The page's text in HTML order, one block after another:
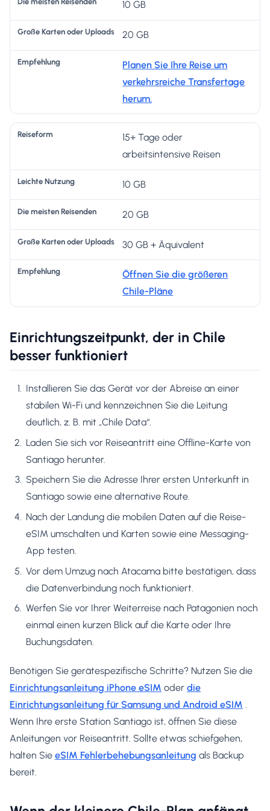
10 GB
20 GB
Planen Sie Ihre Reise um
verkehrsreiche Transfertage
herum.
15+ Tage oder
arbeitsintensive Reisen
10 GB
20 GB
30 GB + Äquivalent
Öffnen Sie die größeren
Chile-Pläne
Einrichtungszeitpunkt, der in Chile
besser funktioniert
Installieren Sie das Gerät vor der Abreise an einer
stabilen Wi-Fi und kennzeichnen Sie die Leitung
deutlich, z. B. mit „Chile Data“.
Laden Sie sich vor Reiseantritt eine Offline-Karte von
Santiago herunter.
Speichern Sie die Adresse Ihrer ersten Unterkunft in
Santiago sowie eine alternative Route.
Nach der Landung die mobilen Daten auf die Reise-
eSIM umschalten und Karten sowie eine Messaging-
App testen.
Vor dem Umzug nach Atacama bitte bestätigen, dass
die Datenverbindung noch funktioniert.
Werfen Sie vor Ihrer Weiterreise nach Patagonien noch
einmal einen kurzen Blick auf die Karte oder Ihre
Buchungsdaten.
Benötigen Sie gerätespezifische Schritte? Nutzen Sie die
Einrichtungsanleitung iPhone eSIM oder die
Einrichtungsanleitung für Samsung und Android eSIM .
Wenn Ihre erste Station Santiago ist, öffnen Sie diese
Anleitungen vor Reiseantritt. Sollte etwas schiefgehen,
halten Sie eSIM Fehlerbehebungsanleitung als Backup
bereit.